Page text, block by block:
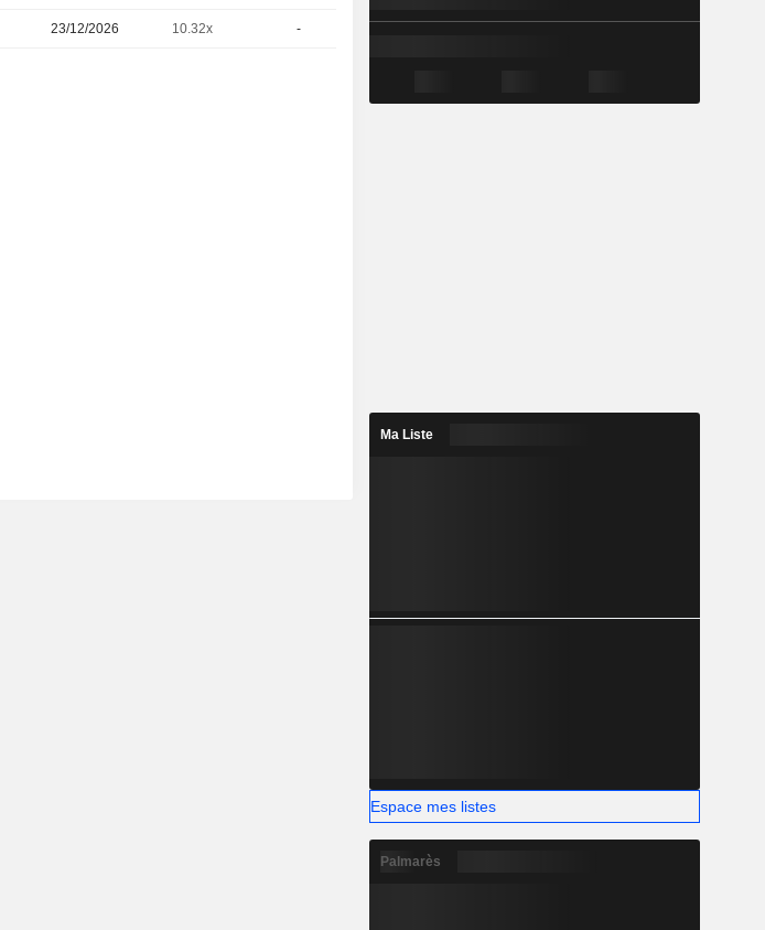
23/12/2026 10.32x -
Ma Liste
Espace mes listes
Palmarès